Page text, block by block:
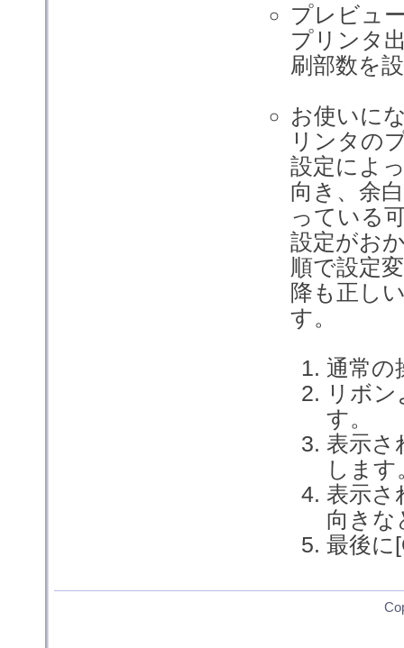
プレビュ
プリンタ
刷部数を
お使いに
リンタの
設定によ
向き、余
っている
設定がお
順で設定
降も正し
す。
通常の
リボ
す。
表示さ
します
表示さ
向きな
最後に